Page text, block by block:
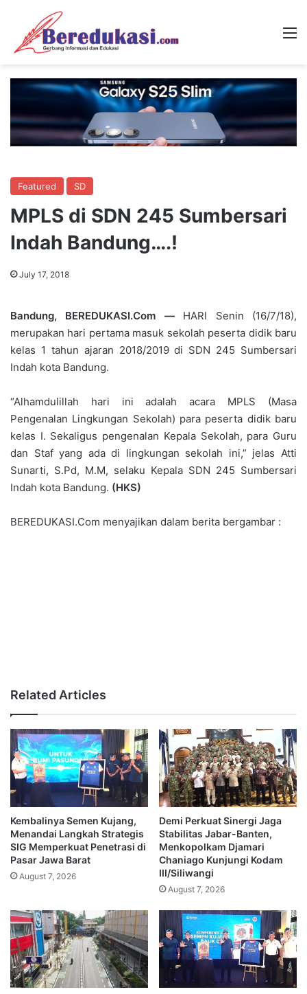
Featured SD
MPLS di SDN 245 Sumbersari
Indah Bandung….!
July 17, 2018
Bandung, BEREDUKASI.Com —HARI Senin (16/7/18),
merupakan hari pertama masuk sekolah peserta didik baru
kelas 1 tahun ajaran 2018/2019 di SDN 245 Sumbersari
Indah kota Bandung.
“Alhamdulillah hari ini adalah acara MPLS (Masa
Pengenalan Lingkungan Sekolah) para peserta didik baru
kelas I. Sekaligus pengenalan Kepala Sekolah, para Guru
dan Staf yang ada di lingkungan sekolah ini,” jelas Atti
Sunarti, S.Pd, M.M, selaku Kepala SDN 245 Sumbersari
Indah kota Bandung. (HKS)
BEREDUKASI.Com menyajikan dalam berita bergambar :
Related Articles
Kembalinya Semen Kujang,
Menandai Langkah Strategis
SIG Memperkuat Penetrasi di
Pasar Jawa Barat
August 7, 2026
Demi Perkuat Sinergi Jaga
Stabilitas Jabar-Banten,
Menkopolkam Djamari
Chaniago Kunjungi Kodam
III/Siliwangi
August 7, 2026